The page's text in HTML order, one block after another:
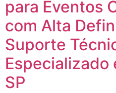
para Eventos
com Alta
Suporte
Especializado
SP